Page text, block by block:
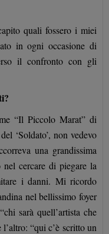
quali fossero i miei
in ogni occasione di
il confronto con gli
“Il Piccolo Marat” di
‘Soldato’, non vedevo
una grandissima
cercare di piegare la
i danni. Mi ricordo
nel bellissimo foyer
sarà quell’artista che
l’altro: “qui c’è scritto un